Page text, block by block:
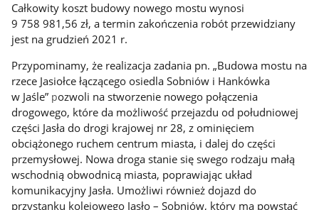
Całkowity koszt budowy nowego mostu wynosi
9 758 981,56 zł, a termin zakończenia robót przewidziany
jest na grudzień 2021 r.
Przypominamy, że realizacja zadania pn. „Budowa mostu na
rzece Jasiołce łączącego osiedla Sobniów i Hankówka
w Jaśle”pozwoli na stworzenie nowego połączenia
drogowego, które da możliwość przejazdu od południowej
części Jasła do drogi krajowej nr 28, z ominięciem
obciążonego ruchem centrum miasta, i dalej do części
przemysłowej. Nowa droga stanie się swego rodzaju małą
wschodnią obwodnicą miasta, poprawiając układ
komunikacyjny Jasła. Umożliwi również dojazd do
przystanku kolejowego Jasło – Sobniów, który ma powstać